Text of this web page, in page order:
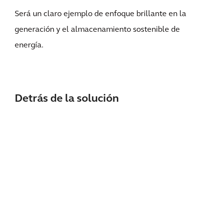
Será un claro ejemplo de enfoque brillante en la
generación y el almacenamiento sostenible de
energía.
Detrás de la solución